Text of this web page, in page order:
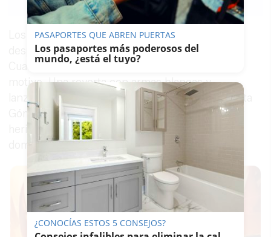
Los ladrones aprovecharon en muchos casos el
despiste de los usuarios para hacerse con ellos.
Cuatro personas fueron detenidas por este
motivo. Una reyerta con armas blancas y
lanzamiento de botellas al 091 en la calle Ángelita
Gómez se saldó con tres detenidos y una mujer
herida en un pie la madrugada del sábado al
domingo.
PASAPORTES QUE ABREN PUERTAS
Los pasaportes más poderosos del
mundo, ¿está el tuyo?
¿CONOCÍAS ESTOS 5 CONSEJOS?